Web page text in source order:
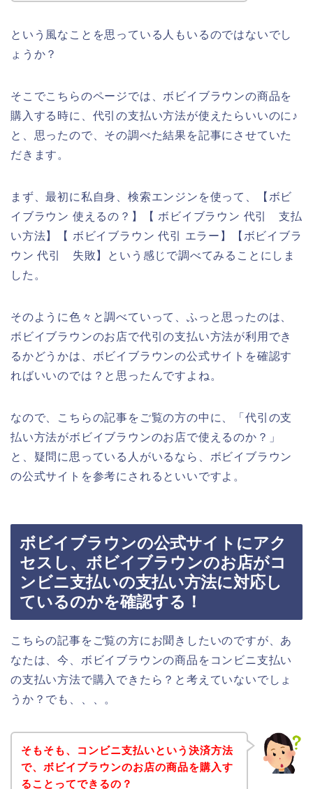
という風なことを思っている人もいるのではないでし
ょうか？
そこでこちらのページでは、ボビイブラウンの商品を
購入する時に、代引の支払い方法が使えたらいいのに♪
と、思ったので、その調べた結果を記事にさせていた
だきます。
まず、最初に私自身、検索エンジンを使って、【ボビ
イブラウン 使えるの？】【 ボビイブラウン 代引 支払
い方法】【 ボビイブラウン 代引 エラー】【ボビイブラ
ウン 代引 失敗】という感じで調べてみることにしま
した。
そのように色々と調べていって、ふっと思ったのは、
ボビイブラウンのお店で代引の支払い方法が利用でき
るかどうかは、ボビイブラウンの公式サイトを確認す
ればいいのでは？と思ったんですよね。
なので、こちらの記事をご覧の方の中に、「代引の支
払い方法がボビイブラウンのお店で使えるのか？」
と、疑問に思っている人がいるなら、ボビイブラウン
の公式サイトを参考にされるといいですよ。
ボビイブラウンの公式サイトにアク
セスし、ボビイブラウンのお店がコ
ンビニ支払いの支払い方法に対応し
ているのかを確認する！
こちらの記事をご覧の方にお聞きしたいのですが、あ
なたは、今、ボビイブラウンの商品をコンビニ支払い
の支払い方法で購入できたら？と考えていないでしょ
うか？でも、、、。
そもそも、コンビニ支払いという決済方法
で、ボビイブラウンのお店の商品を購入す
ることってできるの？